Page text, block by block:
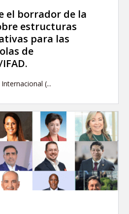
el borrador de la
estructuras
para las
de
(...